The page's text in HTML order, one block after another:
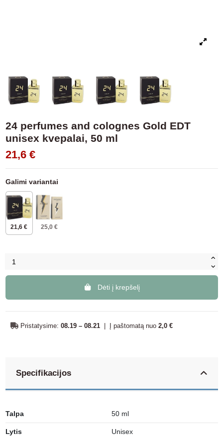
24 perfumes and colognes Gold EDT
unisex kvepalai, 50 ml
21,6 €
Galimi variantai
21,6 € 25,0 €
Dėti į krepšelį
Pristatysime: 08.19 – 08.21 | Į paštomatą nuo 2,0 €
Specifikacijos
Talpa 50 ml
Lytis Unisex